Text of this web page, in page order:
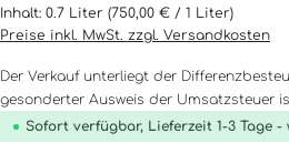
Inhalt: 0.7 Liter (750,00 € / 1 Liter)
Preise inkl. MwSt. zzgl. Versandkosten
Der Verkauf unterliegt der
gesonderter Ausweis der Umsatzsteuer
Sofort verfügbar, Lieferzeit 1-3 Tage